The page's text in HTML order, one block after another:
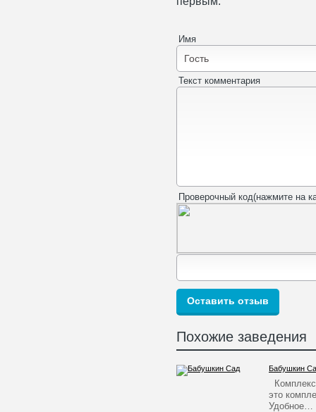
Имя
Текст комментария
Проверочный код(нажмите на
Похожие заведения
Бабушкин
это
Удобное…